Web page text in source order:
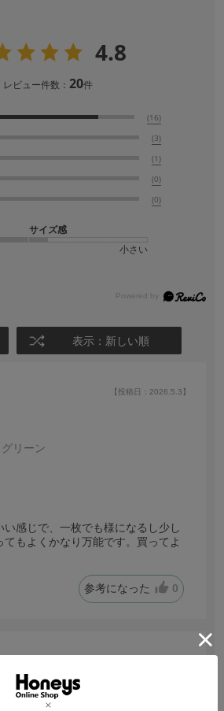
4.8
レビュー件数： 20件
(16)
(3)
(1)
(0)
(0)
サイズ感
小さい
表示：新しい順
【投稿日：2026.5.3】
リーン
感じで、一枚でも様になるし少し
てもよくかなり万能です。買ってよ
参考になった 0
た